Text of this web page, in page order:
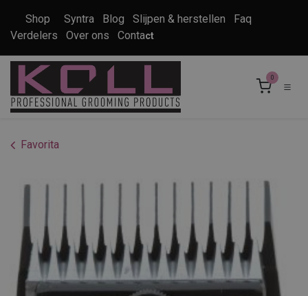
Shop Syntra Blog Slijpen & herstellen
Faq
Verdelers
Over ons Contact
0
Favorita